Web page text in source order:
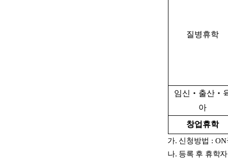
질병휴학
임신 ‧ 출산 ‧
아
창업휴학
가. 신청방법 : ON
나. 등록 후 휴학